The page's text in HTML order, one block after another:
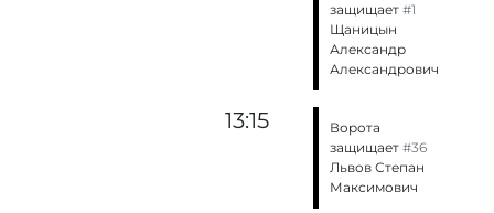
защищает #1
Щаницын
Александр
Александрович
13:15
Ворота
защищает #36
Львов Степан
Максимович